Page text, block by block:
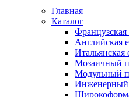
Главная
Каталог
Французская
Английская
Итальянская
Мозаичный
Модульный
Инженерный